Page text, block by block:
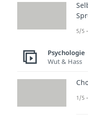
5/5
Psychologie
Wut & Hass
1/5